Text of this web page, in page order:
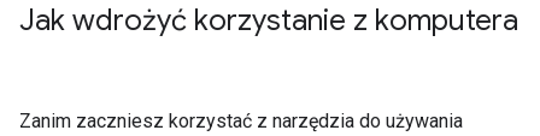
Jak wdrożyć korzystanie z komputera
Zanim zaczniesz korzystać z narzędzia do używania